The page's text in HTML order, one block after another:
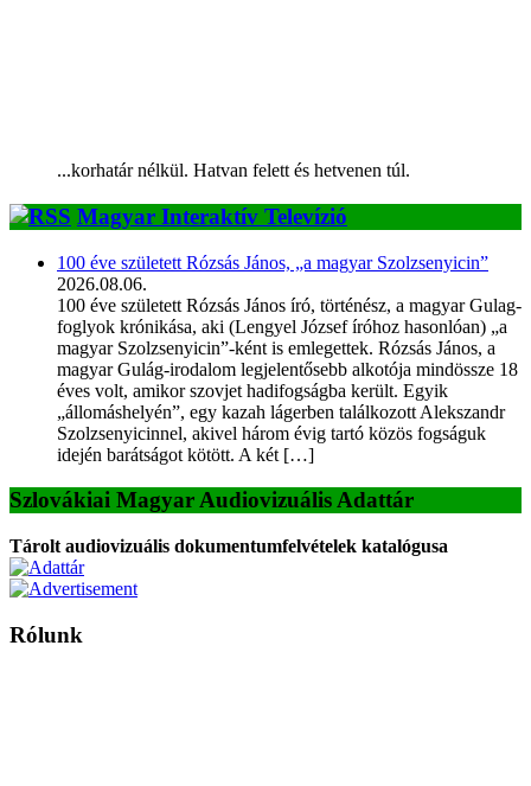
...korhatár nélkül. Hatvan felett és hetvenen túl.
Magyar Interaktív Televízió
100 éve született Rózsás János, „a magyar Szolzsenyicin”
2026.08.06.
100 éve született Rózsás János író, történész, a magyar Gulag-
foglyok krónikása, aki (Lengyel József íróhoz hasonlóan) „a
magyar Szolzsenyicin”-ként is emlegettek. Rózsás János, a
magyar Gulág-irodalom legjelentősebb alkotója mindössze 18
éves volt, amikor szovjet hadifogságba került. Egyik
„állomáshelyén”, egy kazah lágerben találkozott Alekszandr
Szolzsenyicinnel, akivel három évig tartó közös fogságuk
idején barátságot kötött. A két […]
Szlovákiai Magyar Audiovizuális Adattár
Tárolt audiovizuális dokumentumfelvételek katalógusa
Rólunk